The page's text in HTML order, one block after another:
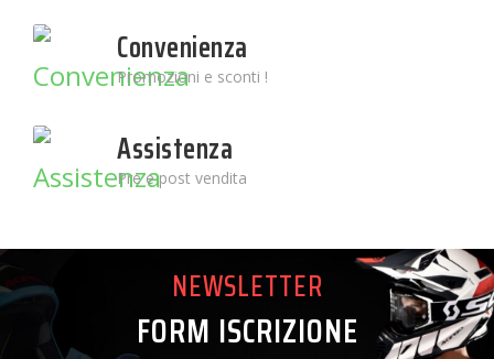
Convenienza
Promozioni e sconti !
Assistenza
Pre e post vendita
NEWSLETTER
FORM ISCRIZIONE